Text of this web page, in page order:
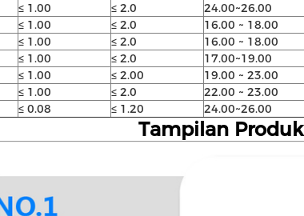
≤ 1.00 ≤ 2.0 24.00~26.00
≤ 1.00 ≤ 2.0 16.00 ~ 18.00
≤ 1.00 ≤ 2.0 16.00 ~ 18.00
≤ 1.00 ≤ 2.0 17.00~19.00
≤ 1.00 ≤ 2.00 19.00 ~ 23.00
≤ 1.00 ≤ 2.0 22.00 ~ 23.00
≤ 0.08 ≤ 1.20 24.00~26.00
Tampilan Produk